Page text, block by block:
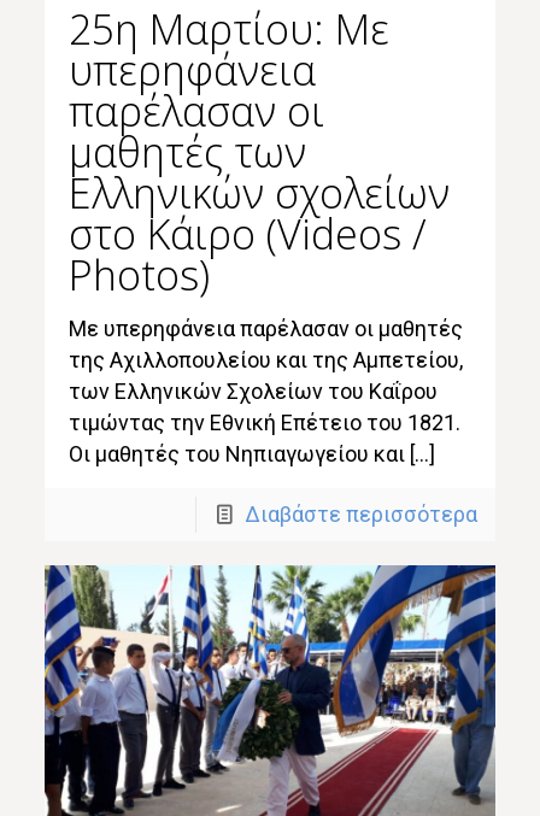
25η Μαρτίου: Με
υπερηφάνεια
παρέλασαν οι
μαθητές των
Ελληνικών σχολείων
στο Κάιρο (Videos /
Photos)
Με υπερηφάνεια παρέλασαν οι μαθητές
της Αχιλλοπουλείου και της Αμπετείου,
των Ελληνικών Σχολείων του Καΐρου
τιμώντας την Εθνική Επέτειο του 1821.
Οι μαθητές του Νηπιαγωγείου και […]
Διαβάστε περισσότερα